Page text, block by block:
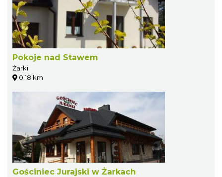
Pokoje nad Stawem
Żarki
0.18 km
Gościniec Jurajski w Żarkach